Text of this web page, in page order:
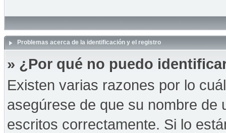
Problemas acerca de la identificación y el registro
» ¿Por qué no puedo
Existen varias razones por lo
asegúrese de que su nombre
escritos correctamente. Si lo